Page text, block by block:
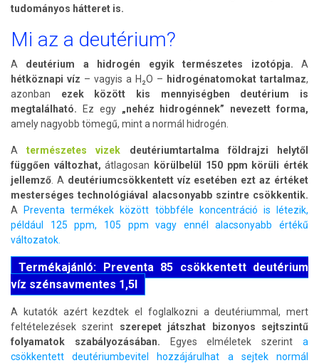
tudományos hátteret is.
Mi az a deutérium?
A deutérium a hidrogén egyik természetes izotópja.A
hétköznapi víz – vagyis a H₂O – hidrogénatomokat tartalmaz,
azonban ezek között kis mennyiségben deutérium is
megtalálható. Ez egy „nehéz hidrogénnek” nevezett forma,
amely nagyobb tömegű, mint a normál hidrogén.
A természetes vizek deutériumtartalma földrajzi helytől
függően változhat, átlagosan
körülbelül 150 ppm körüli érték
jellemző . A deutériumcsökkentett víz esetében ezt az értéket
mesterséges technológiával alacsonyabb szintre csökkentik.
A
Preventa termékek között többféle koncentráció is létezik,
például 125 ppm, 105 ppm vagy ennél alacsonyabb értékű
változatok.
Termékajánló: Preventa 85 csökkentett deutérium
víz szénsavmentes 1,5l
A kutatók azért kezdtek el foglalkozni a deutériummal, mert
feltételezések szerint szerepet játszhat bizonyos sejtszintű
folyamatok szabályozásában. Egyes elméletek szerinta
csökkentett deutériumbevitel hozzájárulhat a sejtek normál